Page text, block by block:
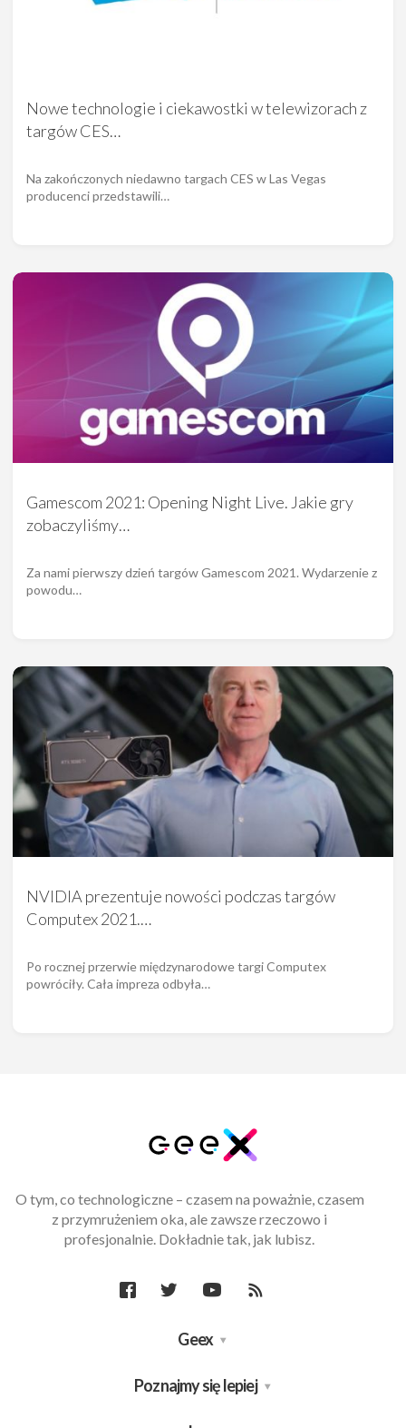
Nowe technologie i ciekawostki w telewizorach z
targów CES…
Na zakończonych niedawno targach CES w Las Vegas
producenci przedstawili…
Gamescom 2021: Opening Night Live. Jakie gry
zobaczyliśmy…
Za nami pierwszy dzień targów Gamescom 2021. Wydarzenie z
powodu…
NVIDIA prezentuje nowości podczas targów
Computex 2021.…
Po rocznej przerwie międzynarodowe targi Computex
powróciły. Cała impreza odbyła…
O tym, co technologiczne – czasem na poważnie, czasem
z przymrużeniem oka, ale zawsze rzeczowo i
profesjonalnie. Dokładnie tak, jak lubisz.
Geex
Poznajmy się lepiej